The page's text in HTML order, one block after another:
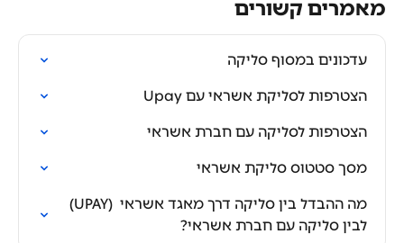
מאמרים קשורים
עדכונים במסוף סליקה
הצטרפות לסליקת אשראי עם Upay
הצטרפות לסליקה עם חברת אשראי
מסך סטטוס סליקת אשראי
מה ההבדל בין סליקה דרך מאגד אשראי  (UPAY)
לבין סליקה עם חברת אשראי?